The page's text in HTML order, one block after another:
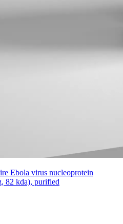
Ebola virus nucleoprotein
82 kda), purified